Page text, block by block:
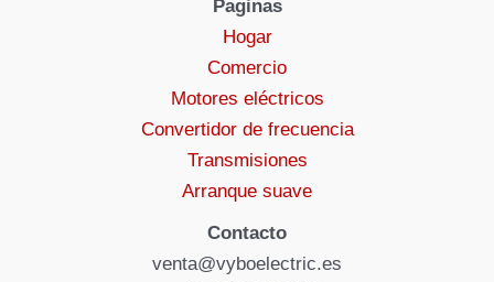
Paginas
Hogar
Comercio
Motores eléctricos
Convertidor de frecuencia
Transmisiones
Arranque suave
Contacto
venta@vyboelectric.es